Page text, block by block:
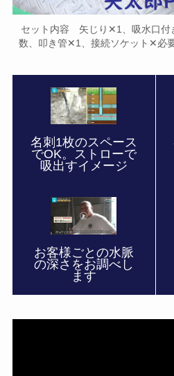
セット内容 矢じり✕1、吸水口
数、叩き管✕1、接続ソケット✕必
名刺1枚のスペース
でOK。ストローで
吸出すイメージ
お客様ごとの水脈
の深さをお調べし
ます